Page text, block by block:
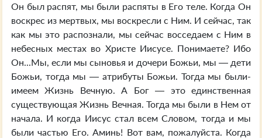
Он был распят, мы были распяты в Его теле. Когда Он
воскрес из мертвых, мы воскресли с Ним. И сейчас, так
как мы это распознали, мы сейчас восседаем с Ним в
небесных местах во Христе Иисусе. Понимаете? Ибо
Он...Мы, если мы сыновья и дочери Божьи, мы — дети
Божьи, тогда мы — атрибуты Божьи. Тогда мы были-
имеем Жизнь Вечную. А Бог — это единственная
существующая Жизнь Вечная. Тогда мы были в Нем от
начала. И когда Иисус стал всем Словом, тогда и мы
были частью Его. Аминь! Вот вам, пожалуйста. Когда